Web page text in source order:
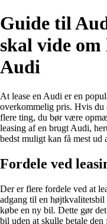
Guide til
skal vide
Audi
At lease en Audi er en
overkommelig pris. Hvis du
flere ting, du bør være
leasing af en brugt Audi,
bedst muligt kan få mest ud
Fordele ved
Der er flere fordele ved at
adgang til en højtkvalitetsbil
købe en ny bil. Dette gør
bil uden at skulle betale